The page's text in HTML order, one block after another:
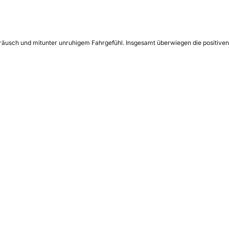
und mitunter unruhigem Fahrgefühl. Insgesamt überwiegen die positiven